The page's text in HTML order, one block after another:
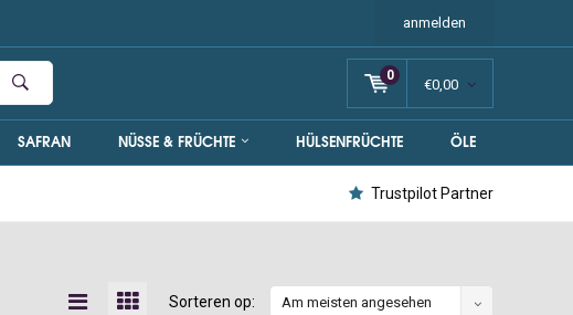
anmelden
0
€0,00
SAFRAN NÜSSE & FRÜCHTE HÜLSENFRÜCHTE ÖLE
Trustpilot Partner
Sorteren op: Am meisten angesehen